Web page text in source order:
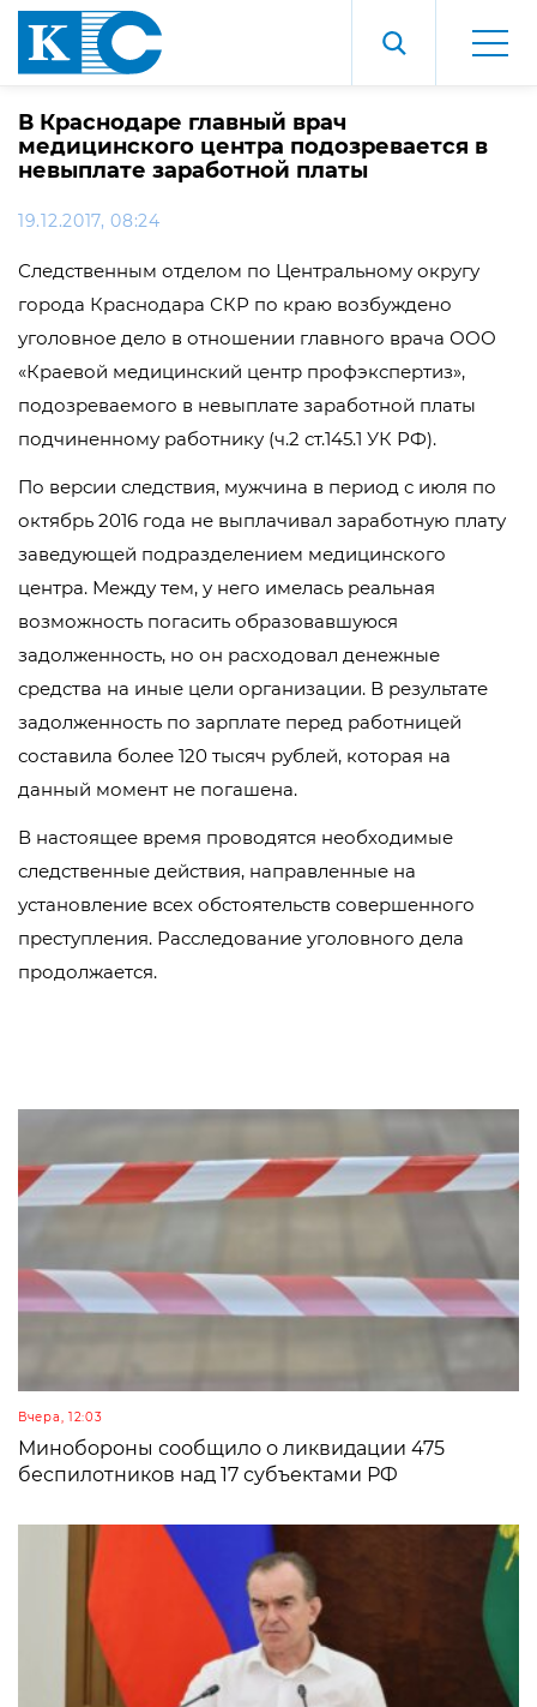
В Краснодаре главный врач
медицинского центра подозревается в
невыплате заработной платы
19.12.2017, 08:24
Следственным отделом по Центральному округу
города Краснодара СКР по краю возбуждено
уголовное дело в отношении главного врача ООО
«Краевой медицинский центр профэкспертиз»,
подозреваемого в невыплате заработной платы
подчиненному работнику (ч.2 ст.145.1 УК РФ).
По версии следствия, мужчина в период с июля по
октябрь 2016 года не выплачивал заработную плату
заведующей подразделением медицинского
центра. Между тем, у него имелась реальная
возможность погасить образовавшуюся
задолженность, но он расходовал денежные
средства на иные цели организации. В результате
задолженность по зарплате перед работницей
составила более 120 тысяч рублей, которая на
данный момент не погашена.
В настоящее время проводятся необходимые
следственные действия, направленные на
установление всех обстоятельств совершенного
преступления. Расследование уголовного дела
продолжается.
Вчера, 12:03
Минобороны сообщило о ликвидации 475
беспилотников над 17 субъектами РФ